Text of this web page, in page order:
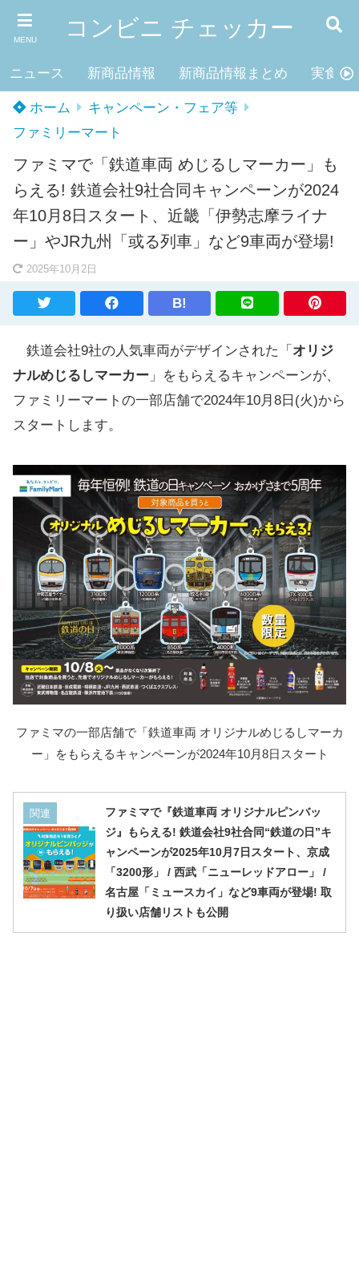
MENU コンビニ チェッカー
ニュース 新商品情報 新商品情報まとめ 実食レ
ホーム
キャンペーン・フェア等
ファミリーマート
ファミマで「鉄道車両 めじるしマーカー」も
らえる! 鉄道会社9社合同キャンペーンが2024
年10月8日スタート、近畿「伊勢志摩ライナ
ー」やJR九州「或る列車」など9車両が登場!
2025年10月2日
B!
鉄道会社9社の人気車両がデザインされた「 オリジ
ナルめじるしマーカー 」をもらえるキャンペーンが、
ファミリーマートの一部店舗で2024年10月8日(火)から
スタートします。
ファミマの一部店舗で「鉄道車両 オリジナルめじるしマーカ
ー」をもらえるキャンペーンが2024年10月8日スタート
関連
ファミマで『鉄道車両 オリジナルピンバッ
ジ』もらえる! 鉄道会社9社合同“鉄道の日”キ
ャンペーンが2025年10月7日スタート、京成
「3200形」 / 西武「ニューレッドアロー」 /
名古屋「ミュースカイ」など9車両が登場! 取
り扱い店舗リストも公開